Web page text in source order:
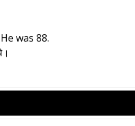
was 88.